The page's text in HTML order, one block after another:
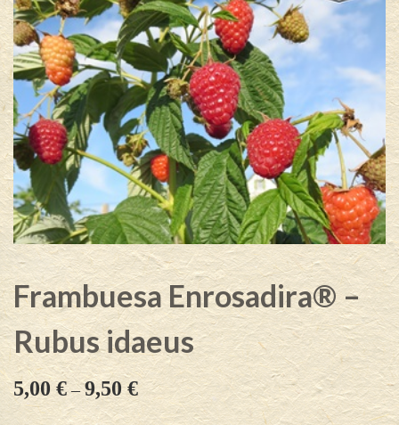
Frambuesa Enrosadira® –
Rubus idaeus
5,00 €–9,50€